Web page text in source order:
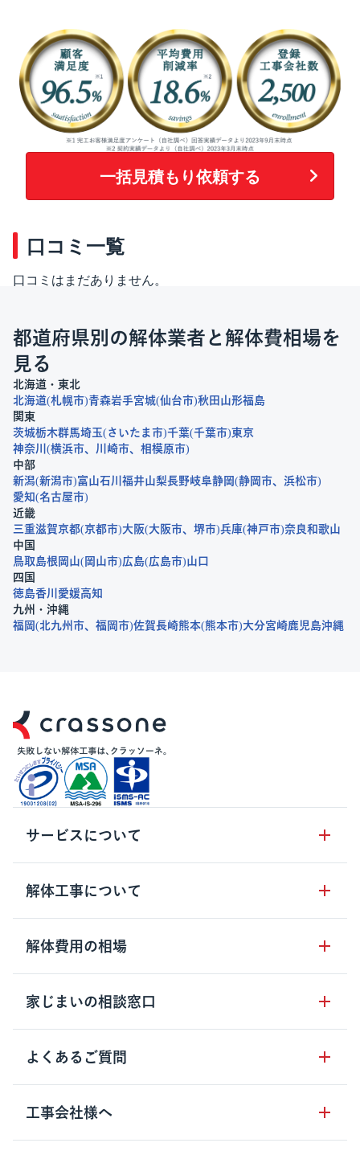
一括見積もり依頼する
口コミ一覧
口コミはまだありません。
都道府県別の解体業者と解体費相場を
見る
北海道・東北
北海道 札幌市 青森岩手宮城 仙台市 秋田 山形福島
関東
茨城栃木群馬埼玉 さいたま市 千葉 千葉市 東京
神奈川
横浜市 川崎市
相模原市
中部
新潟 新潟市 富山石川 福井山梨長野岐阜静岡 静岡市
浜松市
愛知 名古屋市
近畿
三重滋賀京都 京都市 大阪 大阪市 堺市 兵庫 神戸市 奈良和歌山
中国
鳥取 島根 岡山 岡山市 広島 広島市 山口
四国
徳島香川 愛媛高知
九州・沖縄
福岡 北九州市 福岡市 佐賀長崎熊本 熊本市 大分宮崎鹿児島沖縄
サービスについて
サービスの流れ
サービスのメリット
クラッソーネの自治体連携
お客さまの声
空き家の処分を検討のお客様へ
解体工事について
解体工事の基礎知識
解体工事に関わる法律
用語集
解体費用の相場
木造住宅の相場
鉄骨造住宅の相場
RC造住宅の相場
家じまいの相談窓口
家じまいの相談窓口
よくあるご質問
クラッソーネの利用方法
工事の進め方
工事会社様へ